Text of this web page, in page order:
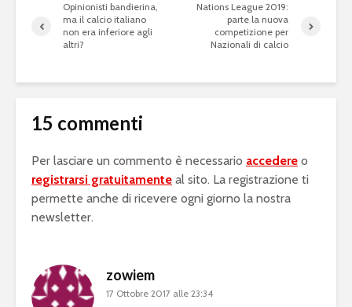
Opinionisti bandierina,
ma il calcio italiano
non era inferiore agli
altri?
Nations League 2019:
parte la nuova
competizione per
Nazionali di calcio
15 commenti
Per lasciare un commento è necessario accedere o
registrarsi gratuitamente al sito. La registrazione ti
permette anche di ricevere ogni giorno la nostra
newsletter.
zowiem
17 Ottobre 2017 alle 23:34